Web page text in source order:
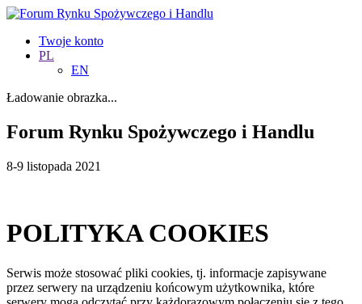
Twoje konto
PL
EN
Ładowanie obrazka...
Forum Rynku Spożywczego i Handlu
8-9 listopada 2021
POLITYKA COOKIES
Serwis może stosować pliki cookies, tj. informacje zapisywane
przez serwery na urządzeniu końcowym użytkownika, które